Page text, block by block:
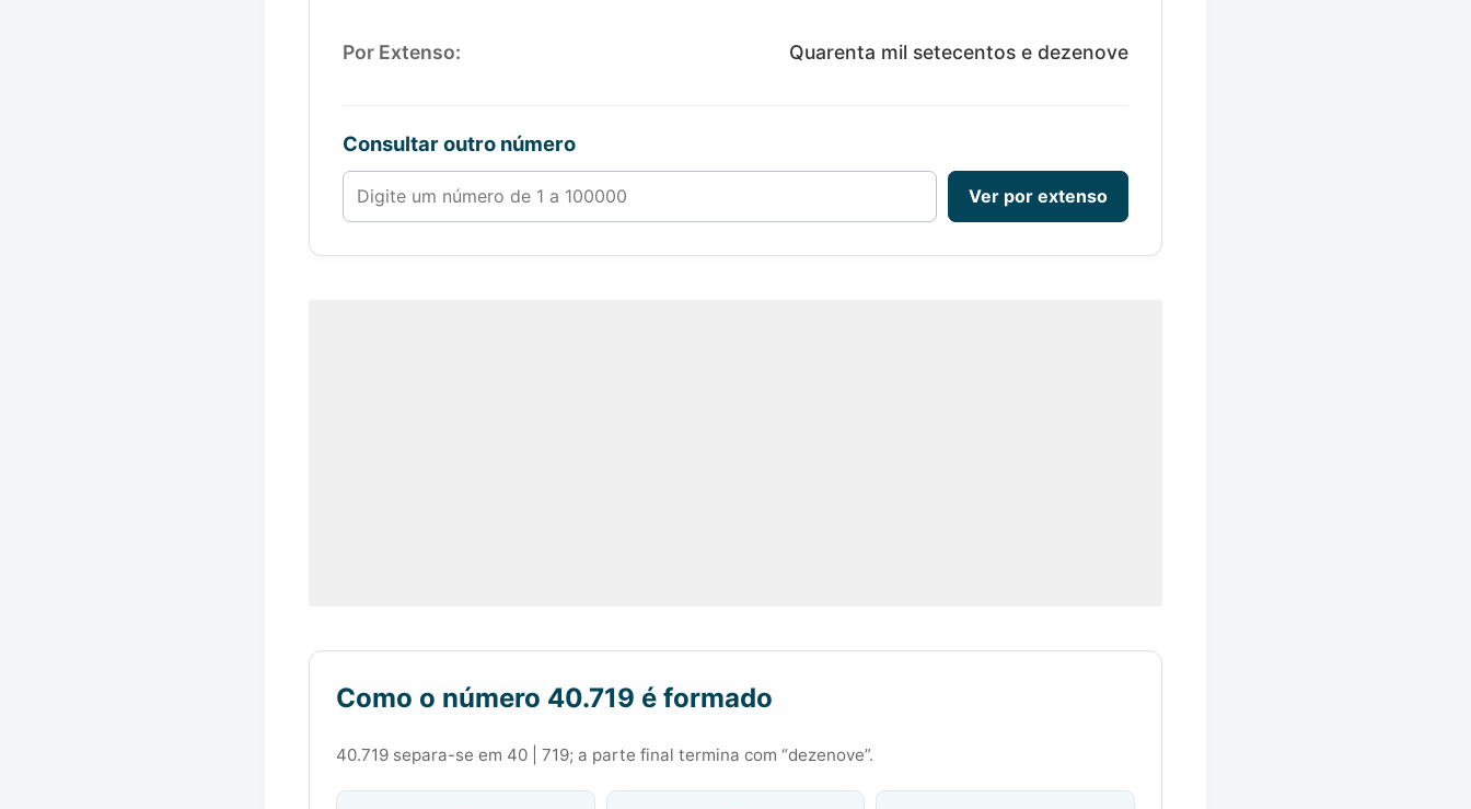
Por Extenso: Quarenta mil setecentos e dezenove
Consultar outro número
Número de 1 a 100000
Ver por extenso
Como o número 40.719 é formado
40.719 separa-se em 40 | 719; a parte final termina com “dezenove”.